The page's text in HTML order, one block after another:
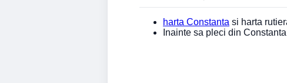
harta Constanta si harta
Inainte sa pleci din